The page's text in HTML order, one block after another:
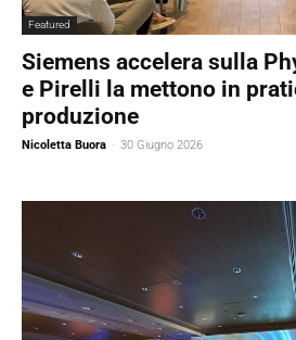
Featured
Siemens accelera sulla
e Pirelli la mettono in
produzione
Nicoletta Buora - 30 Giugno 2026